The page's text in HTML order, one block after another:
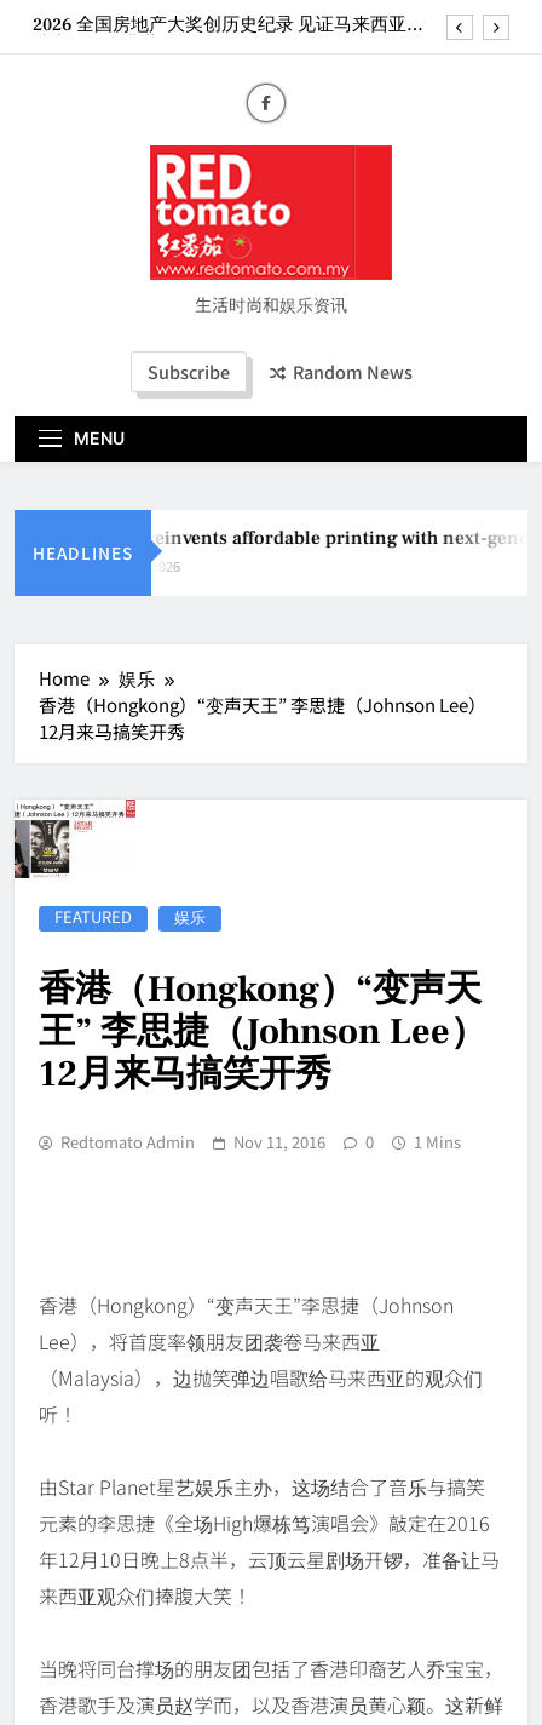
Skip2026 全国房地产大奖创历史纪录 见证马来西亚房
Couture Fashion Week Malaysia 2026– Press
“See Her Heal – 1,000 Untold Stories” 为马来西亚
妈妈提供分享剖腹产复原历程的空间
2026 全国房地产大奖创历史纪录 见证马来西亚房
地产经纪行业蓬勃发展
生活时尚和娱乐资讯
Subscribe Random News
MENU
HEADLINES
Epson reinvents affordable printing with next-
Aug 4, 2026
Home
娱乐
香港（Hongkong）“变声天王” 李思捷（Johnson Lee）
12月来马搞笑开秀
FEATURED 娱乐
香港（Hongkong）“变声天
王” 李思捷（Johnson Lee）
12月来马搞笑开秀
Redtomato Admin Nov 11, 2016 0 1 Mins
香港（Hongkong）“变声天王”李思捷（Johnson
Lee），将首度率领朋友团袭卷马来西亚
（Malaysia），边抛笑弹边唱歌给马来西亚的观众们
听！
由Star Planet星艺娱乐主办，这场结合了音乐与搞笑
元素的李思捷《全场High爆栋笃演唱会》敲定在2016
年12月10日晚上8点半，云顶云星剧场开锣，准备让马
来西亚观众们捧腹大笑！
当晚将同台撑场的朋友团包括了香港印裔艺人乔宝宝，
香港歌手及演员赵学而，以及香港演员黄心颖。这新鲜